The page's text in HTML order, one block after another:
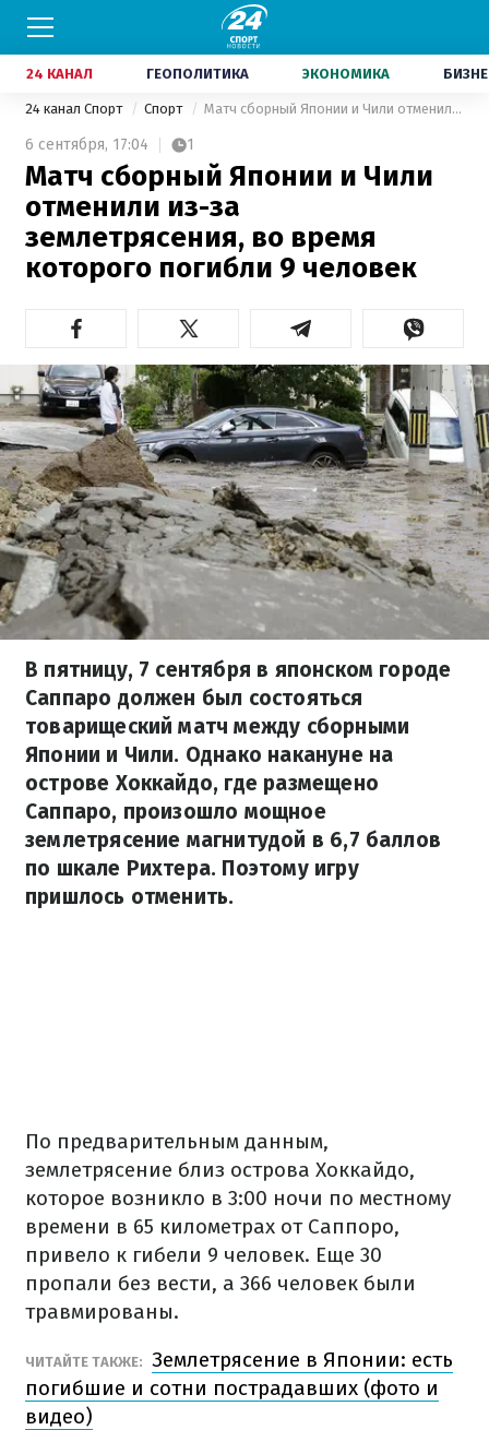
24 КАНАЛ ГЕОПОЛИТИКА ЭКОНОМИКА
24 канал Спорт Спорт Матч сборный Японии и Чили отменили из-за землетрясения, во время которого погибли 9 человек
6 сентября, 17:04 1
Матч сборный Японии и Чили
отменили из-за
землетрясения, во время
которого погибли 9 человек
В пятницу, 7 сентября в японском городе
Саппаро должен был состояться
товарищеский матч между сборными
Японии и Чили. Однако накануне на
острове Хоккайдо, где размещено
Саппаро, произошло мощное
землетрясение магнитудой в 6,7 баллов
по шкале Рихтера. Поэтому игру
пришлось отменить.
По предварительным данным,
землетрясение близ острова Хоккайдо,
которое возникло в 3:00 ночи по местному
времени в 65 километрах от Саппоро,
привело к гибели 9 человек. Еще 30
пропали без вести, а 366 человек были
травмированы.
ЧИТАЙТЕ ТАКЖЕ: Землетрясение в Японии: есть
погибшие и сотни пострадавших (фото и
видео)